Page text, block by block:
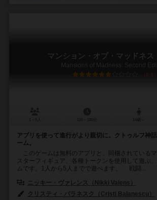
マンション・オブ・マッドネス
Mansions of Madness: Second
6.8
アプリを使って進行がより親切に。クトゥルフ神
ーム。
このゲームは無料のアプリと、同梱されている
スターフィギュア、各種トークンを使用して遊ぶ
ムです。1人から5人までで遊べます。 戦闘...
ニッキー・ヴァレンス（Nikki Valens）
クリスティ・バラネスク（Cristi Balanescu）